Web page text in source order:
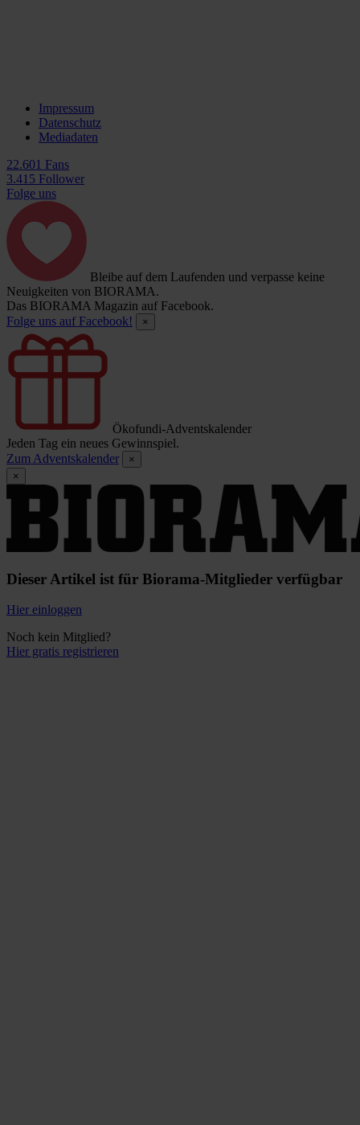
Impressum
Datenschutz
Mediadaten
22.601 Fans
3.415 Follower
Folge uns
Bleibe auf dem Laufenden und verpasse keine
Neuigkeiten von BIORAMA.
Das BIORAMA Magazin auf Facebook.
Folge uns auf Facebook!
×
Ökofundi-Adventskalender
Jeden Tag ein neues Gewinnspiel.
Zum Adventskalender
×
×
Dieser Artikel ist für Biorama-Mitglieder verfügbar
Hier einloggen
Noch kein Mitglied?
Hier gratis registrieren